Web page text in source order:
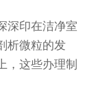
深印在洁净室
析微粒的发
，这些办理制